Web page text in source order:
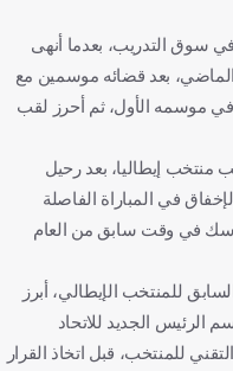
العمر 56 عامًا متاحًا في سوق التدريب، بعدما أنهى
بعد قضائه موسمين مع
في موسمه الأول، ثم أحرز لقب
منتخب إيطاليا، بعد رحيل
في المباراة الفاصلة
في وقت سابق من العام
للمنتخب الإيطالي، أبرز
الرئيس الجديد للاتحاد
للمنتخب، قبل اتخاذ القرار